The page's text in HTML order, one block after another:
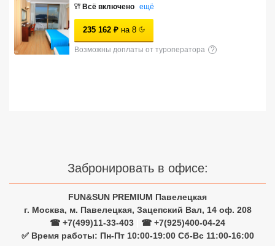
Всё включено ещё
235 162 ₽ на 8
Возможны доплаты от туроператора ?
Забронировать в офисе:
FUN&SUN PREMIUM Павелецкая
г. Москва, м. Павелецкая, Зацепский Вал, 14 оф. 208
☎ +7(499)11-33-403
☎ +7(925)400-04-24
✅ Время работы: Пн-Пт 10:00-19:00 Сб-Вс 11:00-16:00
Сетевые отели Египта
Сетевые отели ОАЭ
Сетевые отели Мальдив
Сетевые отели Бали
Сетевые отели Сейшел
Сетевые отели Маврикия